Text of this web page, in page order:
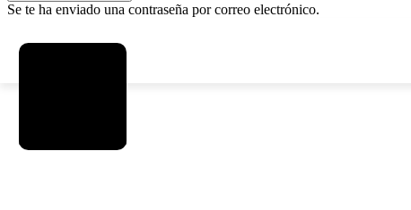
Se te ha enviado una contraseña por correo electrónico.